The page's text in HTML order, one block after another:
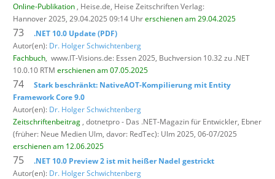
Online-Publikation , Heise.de, Heise Zeitschriften Verlag:
Hannover 2025, 29.04.2025 09:14 Uhrerschienen am 29.04.2025
73
.NET 10.0 Update (PDF)
Autor(en): Dr. Holger Schwichtenberg
Fachbuch, www.IT-Visions.de: Essen 2025, Buchversion 10.32 zu .NET
10.0.10 RTM erschienen am 07.05.2025
74
Stark beschränkt: NativeAOT-Kompilierung mit Entity
Framework Core 9.0
Autor(en): Dr. Holger Schwichtenberg
Zeitschriftenbeitrag , dotnetpro - Das .NET-Magazin für Entwickler, Ebner
(früher: Neue Medien Ulm, davor: RedTec): Ulm 2025, 06-07/2025
erschienen am 12.06.2025
75
.NET 10.0 Preview 2 ist mit heißer Nadel gestrickt
Autor(en): Dr. Holger Schwichtenberg